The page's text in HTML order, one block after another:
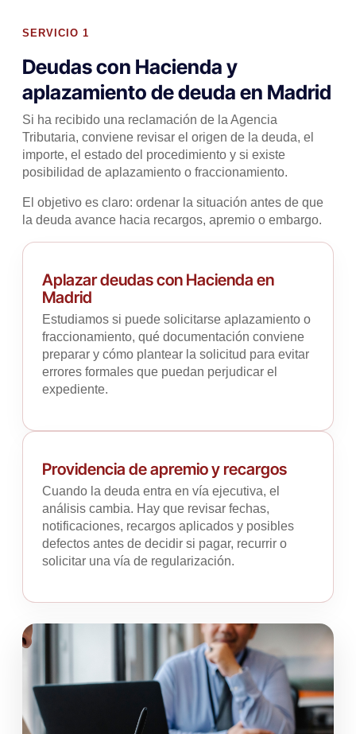
SERVICIO 1
Deudas con Hacienda y
aplazamiento de deuda en Madrid
Si ha recibido una reclamación de la Agencia
Tributaria, conviene revisar el origen de la deuda, el
importe, el estado del procedimiento y si existe
posibilidad de aplazamiento o fraccionamiento.
El objetivo es claro: ordenar la situación antes de que
la deuda avance hacia recargos, apremio o embargo.
Aplazar deudas con Hacienda en
Madrid
Estudiamos si puede solicitarse aplazamiento o
fraccionamiento, qué documentación conviene
preparar y cómo plantear la solicitud para evitar
errores formales que puedan perjudicar el
expediente.
Providencia de apremio y recargos
Cuando la deuda entra en vía ejecutiva, el
análisis cambia. Hay que revisar fechas,
notificaciones, recargos aplicados y posibles
defectos antes de decidir si pagar, recurrir o
solicitar una vía de regularización.